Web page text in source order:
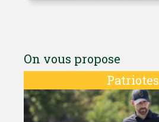
On vous propose
Patriotes